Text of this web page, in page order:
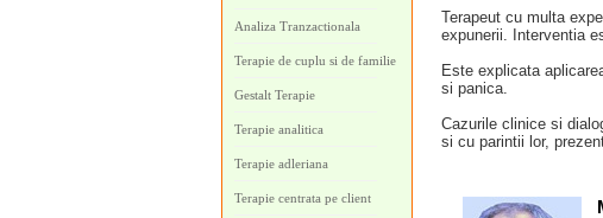
Analiza Tranzactionala
Terapie de cuplu si de familie
Gestalt Terapie
Terapie analitica
Terapie adleriana
Terapie centrata pe client
Terapeut cu multa
expunerii. Interventia
Este explicata
si panica.
Cazurile clinice si
si cu parintii lor,